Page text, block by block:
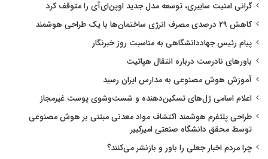
گرانی امنیت سایبری، توسعه مدل جدید اوپن‌ای‌آی را متوقف کرد
کاهش ۲۹ درصدی مصرف انرژی ساختمان‌ها با یک طراحی هوشمند
پیام رئیس جهاددانشگاهی به مناسبت روز خبرنگار
باورهای نادرست درباره انتقال هپاتیت
آموزش هوش مصنوعی به مدارس ایران رسید
اعلام اسامی ژل‌های تسکین‌دهنده و شست‌وشوی پوست غیرمجاز
طراحی پلتفرم هوشمند اکتشاف مواد معدنی مبتنی بر هوش مصنوعی
توسط محقق دانشگاه صنعتی امیرکبیر
چرا مردم اخبار جعلی را باور و بازنشر می‌کنند؟